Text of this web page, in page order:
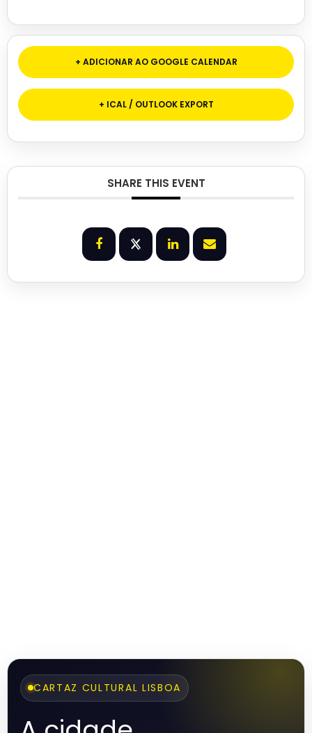
+ ADICIONAR AO GOOGLE CALENDAR
+ ICAL / OUTLOOK EXPORT
SHARE THIS EVENT
CARTAZ CULTURAL LISBOA